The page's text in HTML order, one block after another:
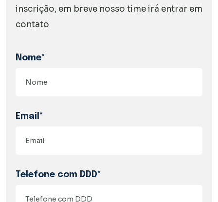
inscrição, em breve nosso time irá entrar em
contato
Nome*
Email*
Telefone com DDD*